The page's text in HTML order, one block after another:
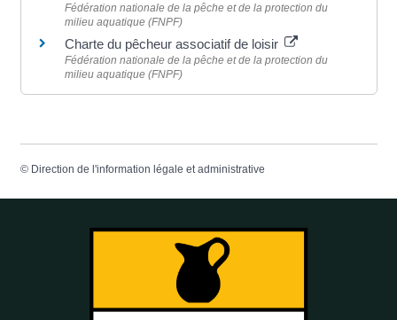
Fédération nationale de la pêche et de la protection du
milieu aquatique (FNPF)
Charte du pêcheur associatif de loisir
Fédération nationale de la pêche et de la protection du
milieu aquatique (FNPF)
© Direction de l'information légale et administrative